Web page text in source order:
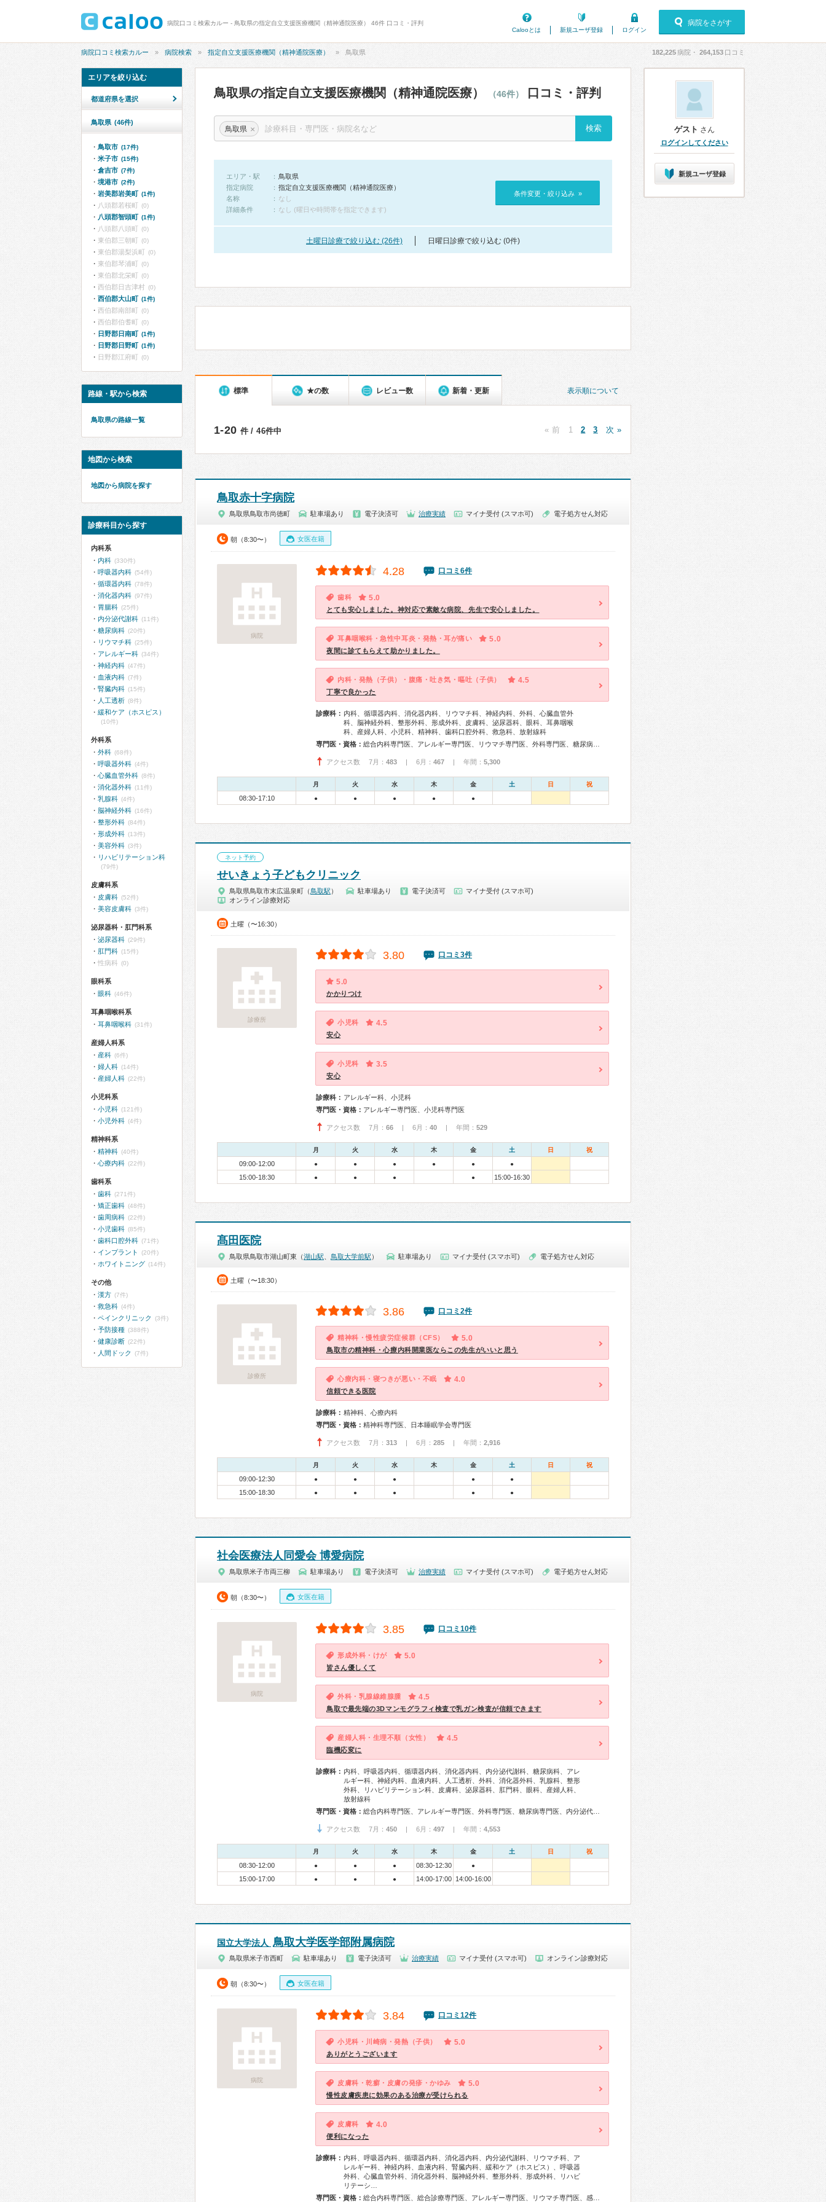
病院口コミ検索カルー - 鳥取県の指定自立支援医療機関（精神通院医療） 46件 口コミ・評判
Calooとは
新規ユーザ登録 ログイン
病院をさがす
病院口コミ検索カルー 病院検索 指定自立支援医療機関（精神通院医療） 鳥取県 182,225病院・ 264,153 口コミ
鳥取県の指定自立支援医療機関（精神通院医療） （46件） 口コミ・評判
鳥取県 ×
エリア・駅
鳥取県
指定病院
指定自立支援医療機関（精神通院医療）
名称
なし
詳細条件
なし (曜日や時間帯を指定できます)
条件変更・絞り込み »
土曜日診療で絞り込む (26件) 日曜日診療で絞り込む (0件)
表示順について
標準 ★の数 レビュー数 新着・更新
1-20 件 / 46件中 « 前 1 2 3 次 »
鳥取赤十字病院
鳥取県鳥取市尚徳町 駐車場あり 電子決済可 治療実績 マイナ受付 (スマホ可) 電子処方せん対応
朝（8:30〜） 女医在籍
病院
4.28 口コミ6件
歯科 5.0
とても安心しました。神対応で素敵な病院、先生で安心しました。
耳鼻咽喉科・急性中耳炎・発熱・耳が痛い 5.0
夜間に診てもらえて助かりました。
内科・発熱（子供）・腹痛・吐き気・嘔吐（子供） 4.5
丁寧で良かった
診療科： 内科、循環器内科、消化器内科、リウマチ科、神経内科、外科、心臓血管外
科、脳神経外科、整形外科、形成外科、皮膚科、泌尿器科、眼科、耳鼻咽喉
科、産婦人科、小児科、精神科、歯科口腔外科、救急科、放射線科
専門医・資格：
アクセス数 7月： 483 | 6月： 467 | 年間： 5,300
月 火 水 木 金 土 日 祝
08:30-17:10 ● ● ● ● ●
ネット予約
せいきょう子どもクリニック
鳥取県鳥取市末広温泉町（ 鳥取駅 ） 駐車場あり 電子決済可
マイナ受付 (スマホ可)
オンライン診療対応
土曜（〜16:30）
診療所
3.80 口コミ3件
5.0
かかりつけ
小児科 4.5
安心
小児科 3.5
安心
診療科： アレルギー科、小児科
専門医・資格： アレルギー専門医、小児科専門医
アクセス数 7月： 66 | 6月： 40 | 年間： 529
月 火 水 木 金 土 日 祝
09:00-12:00 ● ● ● ● ● ●
15:00-18:30 ● ● ● ● 15:00-16:30
髙田医院
鳥取県鳥取市湖山町東（湖山駅 鳥取大学前駅 ） 駐車場あり マイナ受付 (スマホ可) 電子処方せん対応
土曜（〜18:30）
診療所
3.86 口コミ2件
精神科・慢性疲労症候群（CFS） 5.0
鳥取市の精神科・心療内科開業医ならこの先生がいいと思う
心療内科・寝つきが悪い・不眠 4.0
信頼できる医院
診療科： 精神科、心療内科
専門医・資格： 精神科専門医、日本睡眠学会専門医
アクセス数 7月： 313 | 6月： 285 | 年間： 2,916
月 火 水 木 金 土 日 祝
09:00-12:30 ● ● ● ● ●
15:00-18:30 ● ● ● ● ●
社会医療法人同愛会 博愛病院
鳥取県米子市両三柳 駐車場あり 電子決済可 治療実績 マイナ受付 (スマホ可) 電子処方せん対応
朝（8:30〜） 女医在籍
病院
3.85 口コミ10件
形成外科・けが 5.0
皆さん優しくて
外科・乳腺線維腺腫 4.5
鳥取で最先端の3Dマンモグラフィ検査で乳ガン検査が信頼できます
産婦人科・生理不順（女性） 4.5
臨機応変に
診療科： 内科、呼吸器内科、循環器内科、消化器内科、内分泌代謝科、糖尿病科、アレ
ルギー科、神経内科、血液内科、人工透析、外科、消化器外科、乳腺科、整形
外科、リハビリテーション科、皮膚科、泌尿器科、肛門科、眼科、産婦人科、
放射線科
専門医・資格：
アクセス数 7月： 450 | 6月： 497 | 年間： 4,553
月 火 水 木 金 土 日 祝
08:30-12:00 ● ● ● 08:30-12:30 ●
15:00-17:00 ● ● ● 14:00-17:00 14:00-16:00
国立大学法人 鳥取大学医学部附属病院
鳥取県米子市西町 駐車場あり 電子決済可 治療実績 マイナ受付 (スマホ可) オンライン診療対応
朝（8:30〜） 女医在籍
病院
3.84 口コミ12件
小児科・川崎病・発熱（子供） 5.0
ありがとうございます
皮膚科・乾癬・皮膚の発疹・かゆみ 5.0
慢性皮膚疾患に効果のある治療が受けられる
皮膚科 4.0
便利になった
診療科： 内科、呼吸器内科、循環器内科、消化器内科、内分泌代謝科、リウマチ科、ア
レルギー科、神経内科、血液内科、腎臓内科、緩和ケア（ホスピス）、呼吸器
外科、心臓血管外科、消化器外科、脳神経外科、整形外科、形成外科、リハビ
リテーシ…
専門医・資格：
エリアを絞り込む
都道府県を選択
鳥取県 (46件)
鳥取市 (17件)
米子市 (15件)
倉吉市 (7件)
境港市 (2件)
岩美郡岩美町 (1件)
八頭郡若桜町 (0)
八頭郡智頭町 (1件)
八頭郡八頭町 (0)
東伯郡三朝町 (0)
東伯郡湯梨浜町 (0)
東伯郡琴浦町 (0)
東伯郡北栄町 (0)
西伯郡日吉津村 (0)
西伯郡大山町 (1件)
西伯郡南部町 (0)
西伯郡伯耆町 (0)
日野郡日南町 (1件)
日野郡日野町 (1件)
日野郡江府町 (0)
路線・駅から検索
鳥取県の路線一覧
地図から検索
地図から病院を探す
診療科目から探す
内科系
内科 (330件)
呼吸器内科 (54件)
循環器内科 (78件)
消化器内科 (97件)
胃腸科 (25件)
内分泌代謝科 (11件)
糖尿病科 (20件)
リウマチ科 (25件)
アレルギー科 (34件)
神経内科 (47件)
血液内科 (7件)
腎臓内科 (15件)
人工透析 (8件)
緩和ケア（ホスピス）
(10件)
外科系
外科 (68件)
呼吸器外科 (4件)
心臓血管外科 (8件)
消化器外科 (11件)
乳腺科 (4件)
脳神経外科 (16件)
整形外科 (84件)
形成外科 (13件)
美容外科 (3件)
リハビリテーション科
(79件)
皮膚科系
皮膚科 (52件)
美容皮膚科 (3件)
泌尿器科・肛門科系
泌尿器科 (29件)
肛門科 (15件)
性病科 (0)
眼科系
眼科 (46件)
耳鼻咽喉科系
耳鼻咽喉科 (31件)
産婦人科系
産科 (6件)
婦人科 (14件)
産婦人科 (22件)
小児科系
小児科 (121件)
小児外科 (4件)
精神科系
精神科 (40件)
心療内科 (22件)
歯科系
歯科 (271件)
矯正歯科 (48件)
歯周病科 (22件)
小児歯科 (85件)
歯科口腔外科 (71件)
インプラント (20件)
ホワイトニング (14件)
その他
漢方 (7件)
救急科 (4件)
ペインクリニック (3件)
予防接種 (388件)
健康診断 (22件)
人間ドック (7件)
ゲスト さん
ログインしてください
新規ユーザ登録